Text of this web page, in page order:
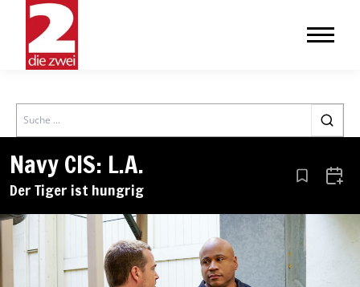
Search
Navy CIS: L.A.
Der Tiger ist hungrig Aus den